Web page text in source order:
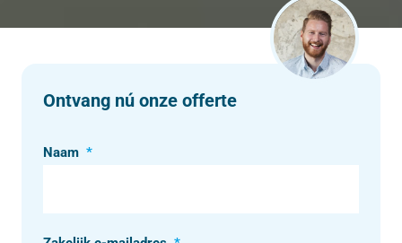
Ontvang nú onze offerte
Naam *